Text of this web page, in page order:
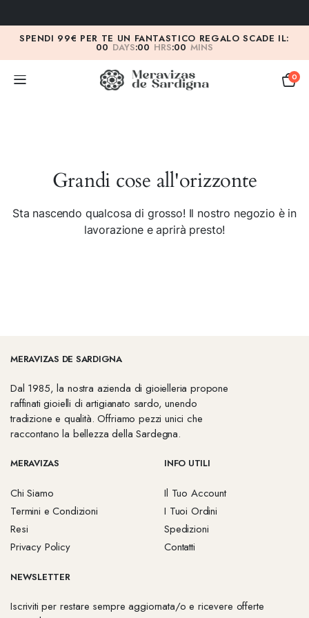
SPENDI 99€ PER TE UN FANTASTICO REGALO SCADE IL:
00 DAYS:00 HRS:00 MINS
0
Grandi cose all'orizzonte
Sta nascendo qualcosa di grosso! Il nostro negozio è in
lavorazione e aprirà presto!
MERAVIZAS DE SARDIGNA
Dal 1985, la nostra azienda di gioielleria propone
raffinati gioielli di artigianato sardo, unendo
tradizione e qualità. Offriamo pezzi unici che
raccontano la bellezza della Sardegna.
MERAVIZAS
Chi Siamo
Termini e Condizioni
Resi
Privacy Policy
INFO UTILI
Il Tuo Account
I Tuoi Ordini
Spedizioni
Contatti
NEWSLETTER
Iscriviti per restare sempre aggiornata/o e ricevere offerte